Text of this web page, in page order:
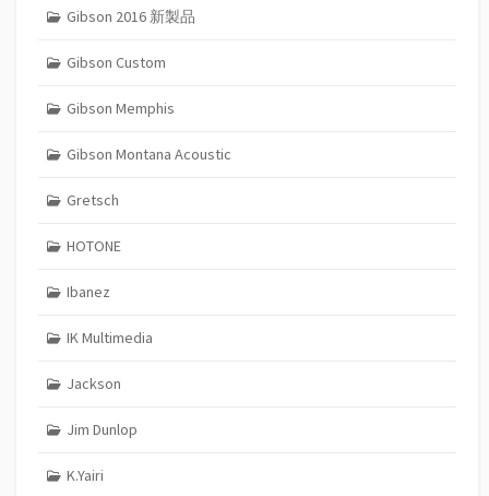
Gibson 2016 新製品
Gibson Custom
Gibson Memphis
Gibson Montana Acoustic
Gretsch
HOTONE
Ibanez
IK Multimedia
Jackson
Jim Dunlop
K.Yairi